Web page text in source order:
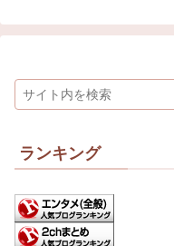
ランキング